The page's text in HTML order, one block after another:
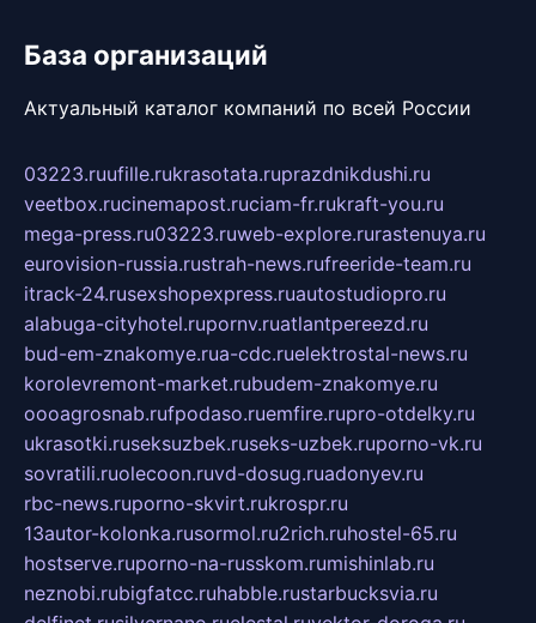
База организаций
Актуальный каталог компаний по всей России
03223.ruufille.rukrasotata.ruprazdnikdushi.ru
veetbox.rucinemapost.ruciam-fr.rukraft-you.ru
mega-press.ru03223.ruweb-explore.rurastenuya.ru
eurovision-russia.rustrah-news.rufreeride-team.ru
itrack-24.rusexshopexpress.ruautostudiopro.ru
alabuga-cityhotel.rupornv.ruatlantpereezd.ru
bud-em-znakomye.rua-cdc.ruelektrostal-news.ru
korolevremont-market.rubudem-znakomye.ru
oooagrosnab.rufpodaso.ruemfire.rupro-otdelky.ru
ukrasotki.ruseksuzbek.ruseks-uzbek.ruporno-vk.ru
sovratili.ruolecoon.ruvd-dosug.ruadonyev.ru
rbc-news.ruporno-skvirt.rukrospr.ru
13autor-kolonka.rusormol.ru2rich.ruhostel-65.ru
hostserve.ruporno-na-russkom.rumishinlab.ru
neznobi.rubigfatcc.ruhabble.rustarbucksvia.ru